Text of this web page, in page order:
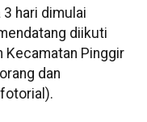
hari dimulai
diikuti
Kecamatan Pinggir
dan